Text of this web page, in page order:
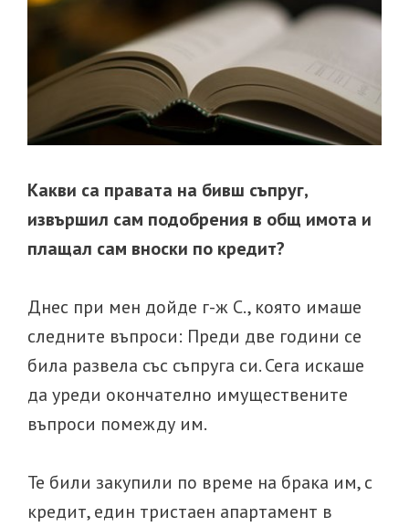
Какви са правата на бивш съпруг,
извършил сам подобрения в общ имота и
плащал сам вноски по кредит?
Днес при мен дойде г-ж С., която имаше
следните въпроси: Преди две години се
била развела със съпруга си. Сега искаше
да уреди окончателно имуществените
въпроси помежду им.
Те били закупили по време на брака им, с
кредит, един тристаен апартамент в